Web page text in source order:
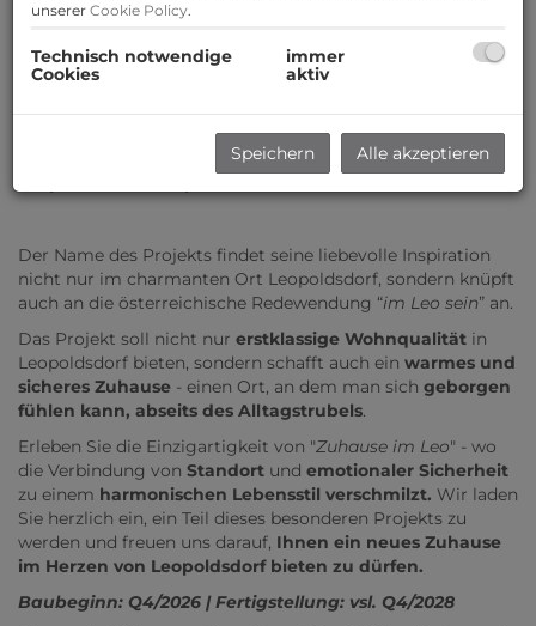
Beschreibung
Zum Verkauf gelangt eine durchdacht geplante 1
Zimmer Wohnung mit Terrasse und Garten im
Erdgeschoss eines modernen Neubau-Projekts in 2333
Der Name des Projekts findet seine liebevolle Inspiration
nicht nur im charmanten Ort Leopoldsdorf, sondern knüpft
auch an die österreichische Redewendung “im Leo sein” an.
Das Projekt soll nicht nur erstklassige Wohnqualität in
Leopoldsdorf bieten, sondern schafft auch ein warmes und
sicheres Zuhause - einen Ort, an dem man sich geborgen
fühlen kann, abseits des Alltagstrubels.
Erleben Sie die Einzigartigkeit von "Zuhause im Leo" - wo
die Verbindung von Standort und emotionaler Sicherheit
zu einem harmonischen Lebensstil verschmilzt. Wir laden
Sie herzlich ein, ein Teil dieses besonderen Projekts zu
werden und freuen uns darauf, Ihnen ein neues Zuhause
im Herzen von Leopoldsdorf bieten zu dürfen.
Baubeginn: Q4/2026 | Fertigstellung: vsl. Q4/2028
unserer Cookie Policy.
Technisch notwendige
Cookies
immer
aktiv
Speichern Alle akzeptieren